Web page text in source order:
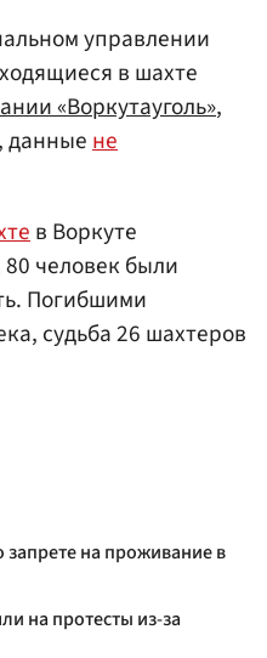
управлении
в шахте
«Воркутауголь»,
данные не
в Воркуте
человек были
Погибшими
судьба 26 шахтеров
запрете на проживание в
на протесты из-за